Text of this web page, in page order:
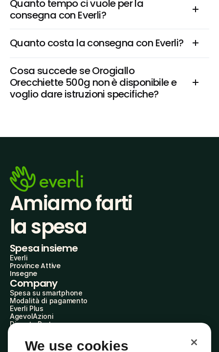
Quanto tempo ci vuole per la
consegna con Everli?
Quanto costa la consegna con Everli?
Cosa succede se Orogiallo
Orecchiette 500g non è disponibile e
voglio dare istruzioni specifiche?
Amiamo farti
la spesa
Spesa insieme
Everli
Province Attive
Insegne
Company
Spesa su smartphone
Modalità di pagamento
Everli Plus
AgevolAzioni
Diventa Partner
Everli Shoppers
About Us
We use cookies